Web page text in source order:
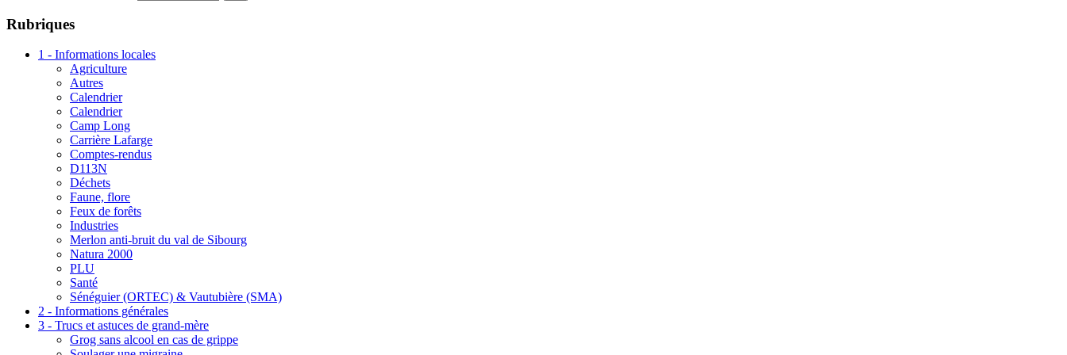
Rubriques
1 - Informations locales
Agriculture
Autres
Calendrier
Calendrier
Camp Long
Carrière Lafarge
Comptes-rendus
D113N
Déchets
Faune, flore
Feux de forêts
Industries
Merlon anti-bruit du val de Sibourg
Natura 2000
PLU
Santé
Sénéguier (ORTEC) & Vautubière (SMA)
2 - Informations générales
3 - Trucs et astuces de grand-mère
Grog sans alcool en cas de grippe